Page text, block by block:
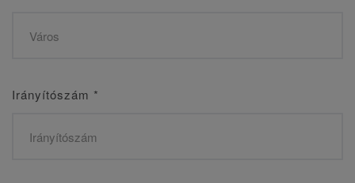
Irányítószám *